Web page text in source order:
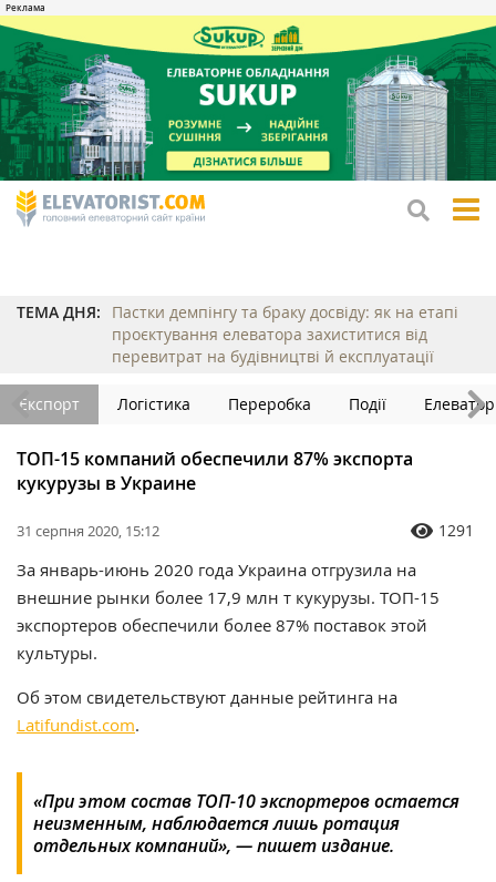
ТЕМА ДНЯ:
Пастки демпінгу та браку досвіду: як на етапі
проєктування елеватора захиститися від
перевитрат на будівництві й експлуатації
Експорт Логістика Переробка Події
ТОП-15 компаний обеспечили 87% экспорта
кукурузы в Украине
31 серпня 2020, 15:12 1291
За январь-июнь 2020 года Украина отгрузила на
внешние рынки более 17,9 млн т кукурузы. ТОП-15
экспортеров обеспечили более 87% поставок этой
культуры.
Об этом свидетельствуют данные рейтинга на
Latifundist.com.
«При этом состав ТОП-10 экспортеров остается
неизменным, наблюдается лишь ротация
отдельных компаний», — пишет издание.